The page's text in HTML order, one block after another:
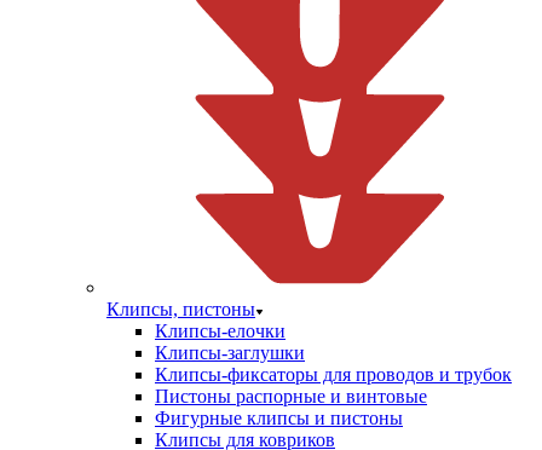
Клипсы, пистоны
Клипсы-елочки
Клипсы-заглушки
Клипсы-фиксаторы для проводов и трубок
Пистоны распорные и винтовые
Фигурные клипсы и пистоны
Клипсы для ковриков